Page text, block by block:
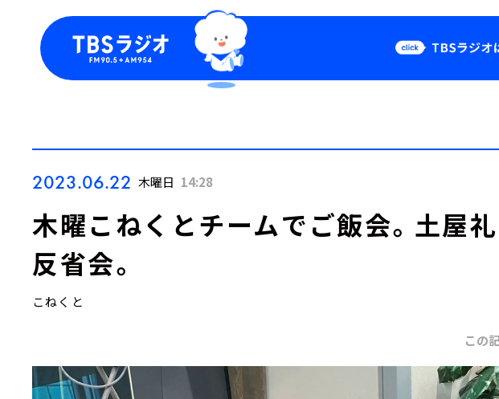
Podcast
2023.06.22 木曜日 14:28
木曜こねくとチームでご飯会。土屋
反省会。
こねくと
この